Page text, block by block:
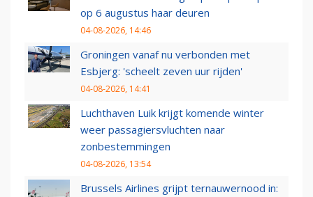
op 6 augustus haar deuren
04-08-2026, 14:46
Groningen vanaf nu verbonden met
Esbjerg: 'scheelt zeven uur rijden'
04-08-2026, 14:41
Luchthaven Luik krijgt komende winter
weer passagiersvluchten naar
zonbestemmingen
04-08-2026, 13:54
Brussels Airlines grijpt ternauwernood in: